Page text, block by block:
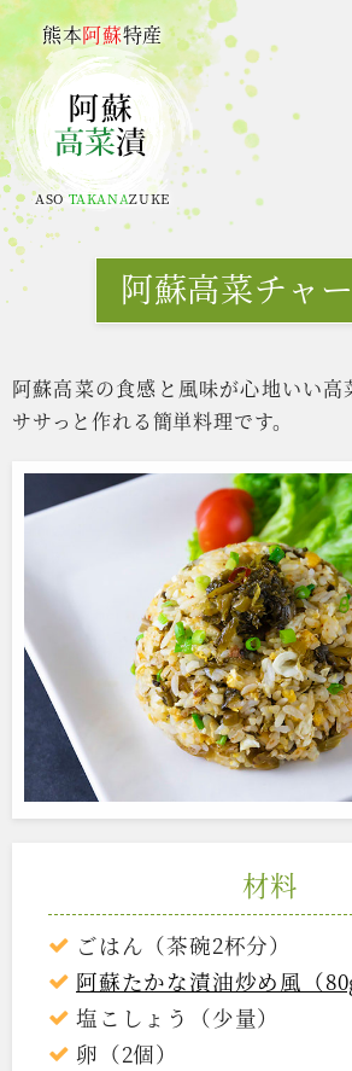
熊本阿蘇特産
ASOTAKANAZUKE
阿蘇高菜チャ
阿蘇高菜の食感と風味が心地いい高
ササっと作れる簡単料理です。
材料
ごはん（茶碗2杯分）
阿蘇たかな漬油炒め風（
塩こしょう（少量）
卵（2個）